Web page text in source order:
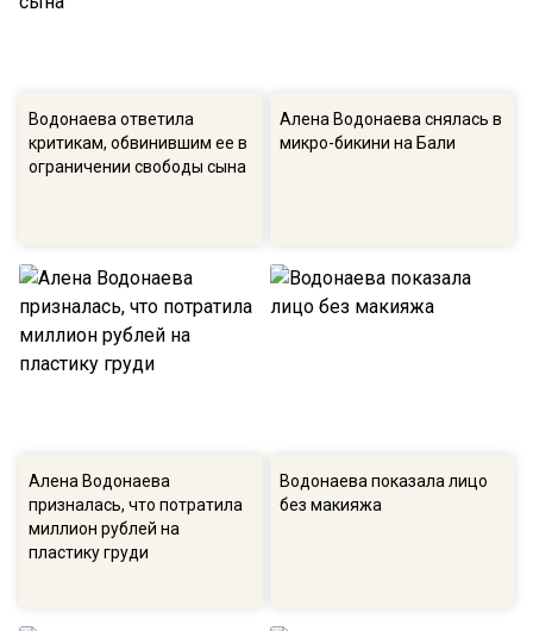
Водонаева ответила
критикам, обвинившим ее в
ограничении свободы сына
Алена Водонаева снялась в
микро-бикини на Бали
Алена Водонаева
призналась, что потратила
миллион рублей на
пластику груди
Водонаева показала лицо
без макияжа